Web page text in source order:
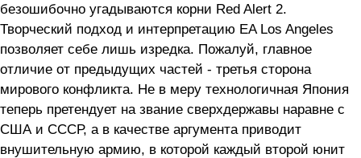
безошибочно угадываются корни Red Alert 2.
Творческий подход и интерпретацию EA Los Angeles
позволяет себе лишь изредка. Пожалуй, главное
отличие от предыдущих частей - третья сторона
мирового конфликта. Не в меру технологичная Япония
теперь претендует на звание сверхдержавы наравне с
США и СССР, а в качестве аргумента приводит
внушительную армию, в которой каждый второй юнит